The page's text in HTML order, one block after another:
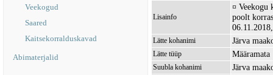
Veekogud
Saared
Kaitsekorralduskavad
Abimaterjalid
Lisainfo
¤ Veekogu
poolt
Lätte kohanimi Järva
Lätte tüüp Määramata
Suubla kohanimi Järva